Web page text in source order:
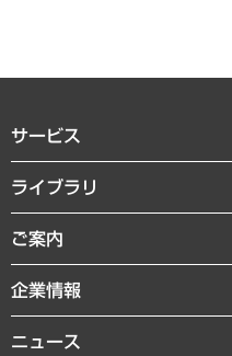
サービス
経営戦略
組織・人事戦略
デジタルイノベーション
共生・ダイバーシティ
ライブラリ
経済調査
レポート
コラム
ご案内
セミナー・イベント情報
MUFGビジネスセミナー
受託案件情報
企業情報
私たちの想い
ニュース